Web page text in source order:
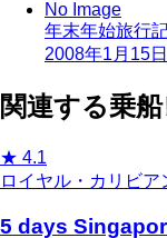
No Image
年末年始旅行
2008年1月15日
関連する乗
★ 4.1
ロイヤル・カリビア
5 days